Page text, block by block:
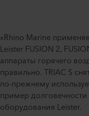
«Rhino Marine
Leister FUSION 2,
аппараты горячего
правильно. TRIAC S
по-прежнему
пример
оборудования Leister.